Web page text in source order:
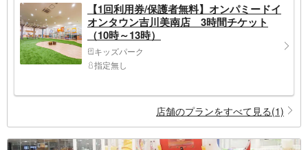
【1回利用券/保護者無料】オンパミードイ
オンタウン吉川美南店 3時間チケット
（10時～13時）
キッズパーク
指定無し
店舗のプランをすべて見る(1)